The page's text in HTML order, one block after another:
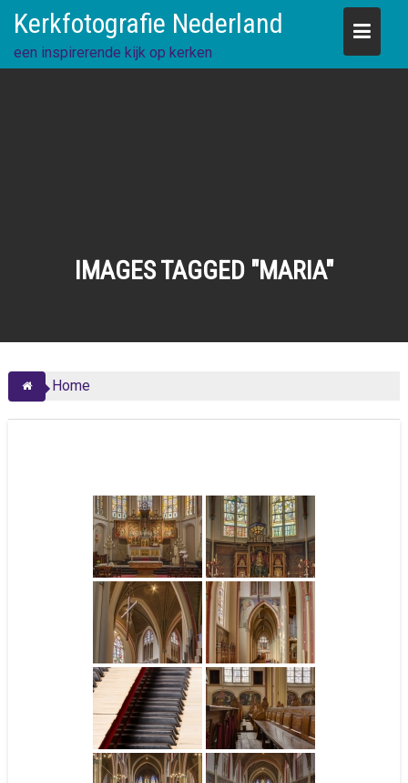
content
Kerkfotografie Nederland
een inspirerende kijk op kerken
IMAGES TAGGED "MARIA"
Home